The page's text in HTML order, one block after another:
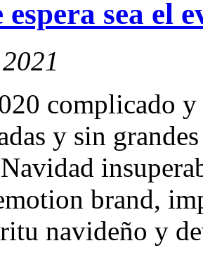
espera sea el
complicado y
y sin
brand,
navideño y